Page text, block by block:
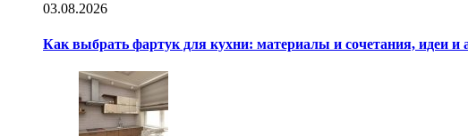
03.08.2026
Как выбрать фартук для кухни: материалы и сочетания, идеи и